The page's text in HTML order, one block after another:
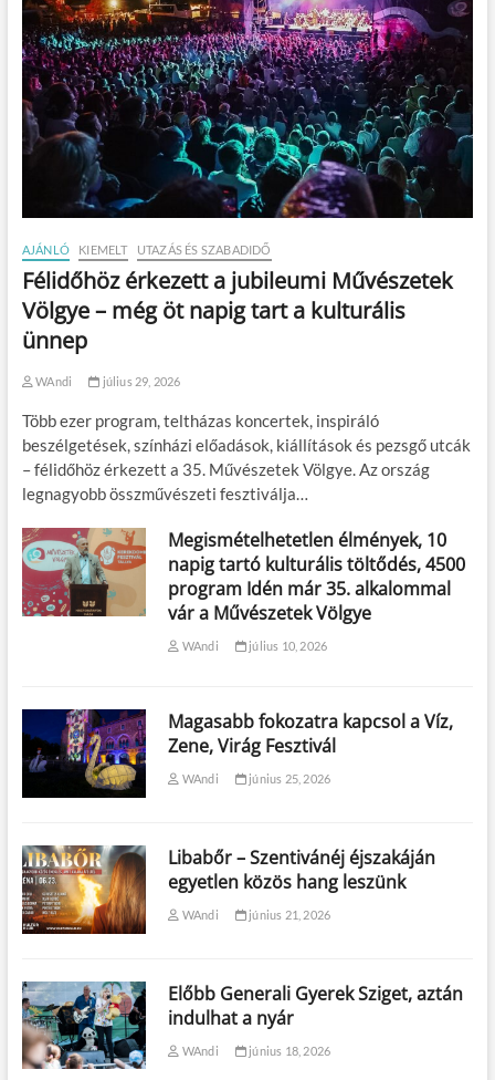
AJÁNLÓ KIEMELT UTAZÁS ÉS SZABADIDŐ
Félidőhöz érkezett a jubileumi Művészetek
Völgye – még öt napig tart a kulturális
ünnep
WAndi július 29, 2026
Több ezer program, teltházas koncertek, inspiráló
beszélgetések, színházi előadások, kiállítások és pezsgő utcák
– félidőhöz érkezett a 35. Művészetek Völgye. Az ország
legnagyobb összművészeti fesztiválja…
Megismételhetetlen élmények, 10
napig tartó kulturális töltődés, 4500
program Idén már 35. alkalommal
vár a Művészetek Völgye
WAndi július 10, 2026
Magasabb fokozatra kapcsol a Víz,
Zene, Virág Fesztivál
WAndi június 25, 2026
Libabőr – Szentivánéj éjszakáján
egyetlen közös hang leszünk
WAndi június 21, 2026
Előbb Generali Gyerek Sziget, aztán
indulhat a nyár
WAndi június 18, 2026